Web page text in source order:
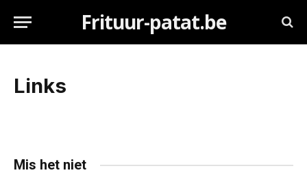
Frituur-patat.be
Links
Mis het niet